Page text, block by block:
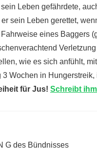
Leben gefährdete,
sein Leben gerettet,
eines Baggers
wie es sich anfühlt,
Wochen in
für Jus! Schreibt
G des Bündnisses